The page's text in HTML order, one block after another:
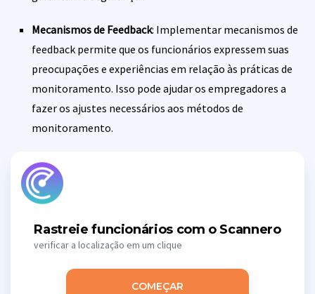
Mecanismos de Feedback: Implementar mecanismos de
feedback permite que os funcionários expressem suas
preocupações e experiências em relação às práticas de
monitoramento. Isso pode ajudar os empregadores a
fazer os ajustes necessários aos métodos de
monitoramento.
Rastreie funcionários com o Scannero
verificar a localização em um clique
COMEÇAR